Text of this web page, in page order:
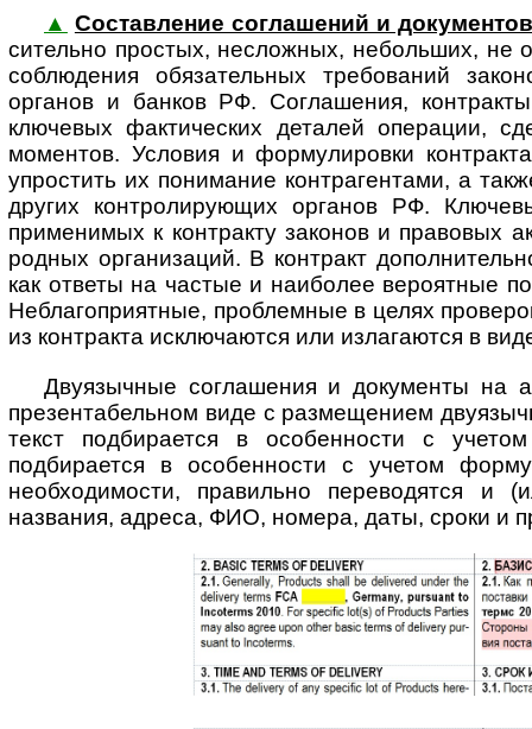
▲ Составление соглашений и документов
си­тель­но простых, неслож­ных, небольших, не
соблюдения обяза­тельных требо­ваний
органов и банков РФ. Соглашения,
ключевых фактических деталей операции,
моментов. Условия и форму­лировки
упростить их понимание контрагентами, а
других конт­ро­ли­ру­ю­щих органов РФ.
применимых к контракту законов и правовых
род­ных организаций. В контракт
как ответы на частые и наиболее вероятные
Неблагоприятные, проблемные в целях
из контракта исключаются или излагаются в
Двуязычные соглашения и документы на
презентабельном виде с размещением
текст подбирается в особенности с
подбирается в особенности с учетом
необходимости, правильно переводятся и
названия, адреса, ФИО, номера, даты, сроки и